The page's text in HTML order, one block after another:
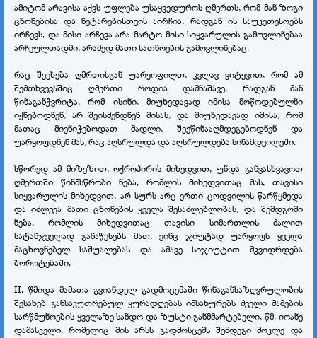
ამიტომ არავისა აქვს უფლება უსაყვედუროს ღმერთს, რომ მან ზოგი
ცხონებისა და ნეტარებისთვის აირჩია, რადგან ის საუკეთესოებს
ირჩევს, და მისი არჩევა არა მარტო მისი სიყვარულის გამოვლინებაა
არჩეულთადმი, არამედ მათი სათნოების გამოვლინებაც.
რაც შეეხება ღმრთისგან უარყოფილთ, კვლავ ვიტყვით, რომ ამ
შემთხვევაშიც ღმერთი როდია დამნაშავე, რადგან მან
წინაგანჭვრიტა, რომ ისინი, მიუხედავად იმისა მოწოდებულნი
იქნებოდნენ, არ შეისმენდნენ მისას, და მიუხედავად იმისა, რომ
მათაც მიენიჭებოდათ მადლი, შეეწინააღმდეგებოდნენ და
უარყოფდნენ მას, რაც აღსრულდა და აღსრულდება სინამდვილეში.
სწორედ ამ მიზეზით, ოქროპირის მიხედვით, უნდა განვასხვავოთ
ღმერთში წინმსწრობი ნება, რომლის მიხედვითაც მას, თავისი
სიყვარულის მიხედვით, არ სურს არც ერთი ცოდვილის წარწყმედა
და იძლევა მათი ცხონების ყველა შესაძლებლობას, და შემდგომი
ნება, რომლის მიხედვითაც თავისი სიმართლის ძალით
სატანჯველად განაწესებს მათ, ვინც ჯიუტად უარყოფს ყველა
მაცხოვნებელ საშუალებას და ამავე სიჯიუტით მკვიდრდება
ბოროტებაში.
II. წმიდა მამათა გვიანდელ გადმოცემაში წინაგანსაზღვრულობის
შესახებ განსაკუთრებულ ყურადღებას იმსახურებს ძველი მამების
სარწმუნოების ყველაზე სანდო და ზუსტი განმმარტებელი, წმ. იოანე
დამასკელი, რომელიც მის არსს გადმოსცემს შემდეგი მოკლე და